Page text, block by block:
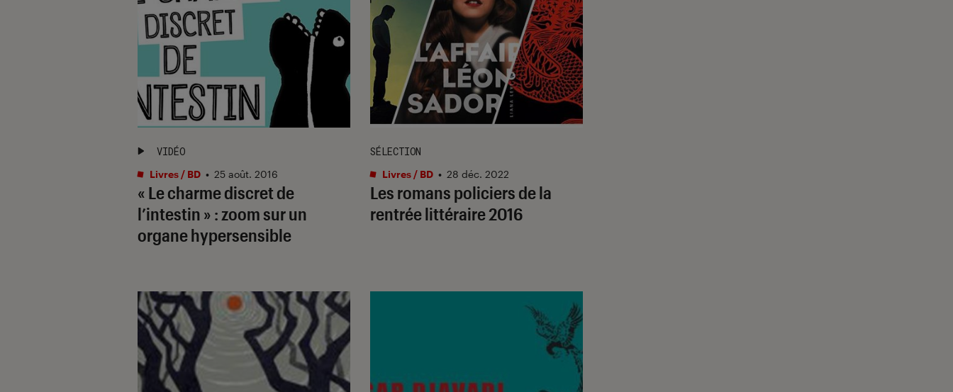
« Le charme discret de
l’intestin » : zoom sur un
organe hypersensible
VIDÉO
Livres / BD • 25 août. 2016
Les romans policiers de la
rentrée littéraire 2016
SÉLECTION
Livres / BD • 28 déc. 2022